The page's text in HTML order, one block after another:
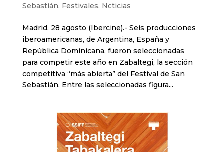
Sebastián, Festivales, Noticias
Madrid, 28 agosto (Ibercine).- Seis producciones
iberoamericanas, de Argentina, España y
República Dominicana, fueron seleccionadas
para competir este año en Zabaltegi, la sección
competitiva “más abierta” del Festival de San
Sebastián. Entre las seleccionadas figura...